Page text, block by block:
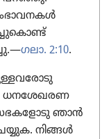
ഗലാ. 2:10.
ധനശേ​ഖ​ര​ണ​
സഭക​ളോ​ടു ഞാൻ
നിങ്ങൾ